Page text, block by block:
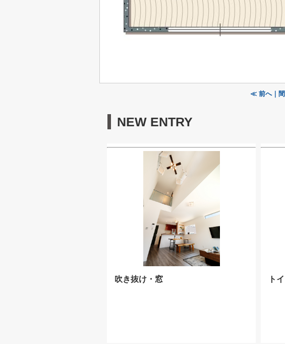
≪ 前へ｜
NEW ENTRY
吹き抜け・窓 ト